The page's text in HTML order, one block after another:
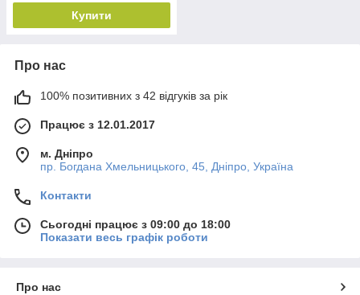
Купити
Про нас
100% позитивних з 42 відгуків за рік
Працює з 12.01.2017
м. Дніпро
пр. Богдана Хмельницького, 45, Дніпро, Україна
Контакти
Сьогодні працює з 09:00 до 18:00
Показати весь графік роботи
Про нас